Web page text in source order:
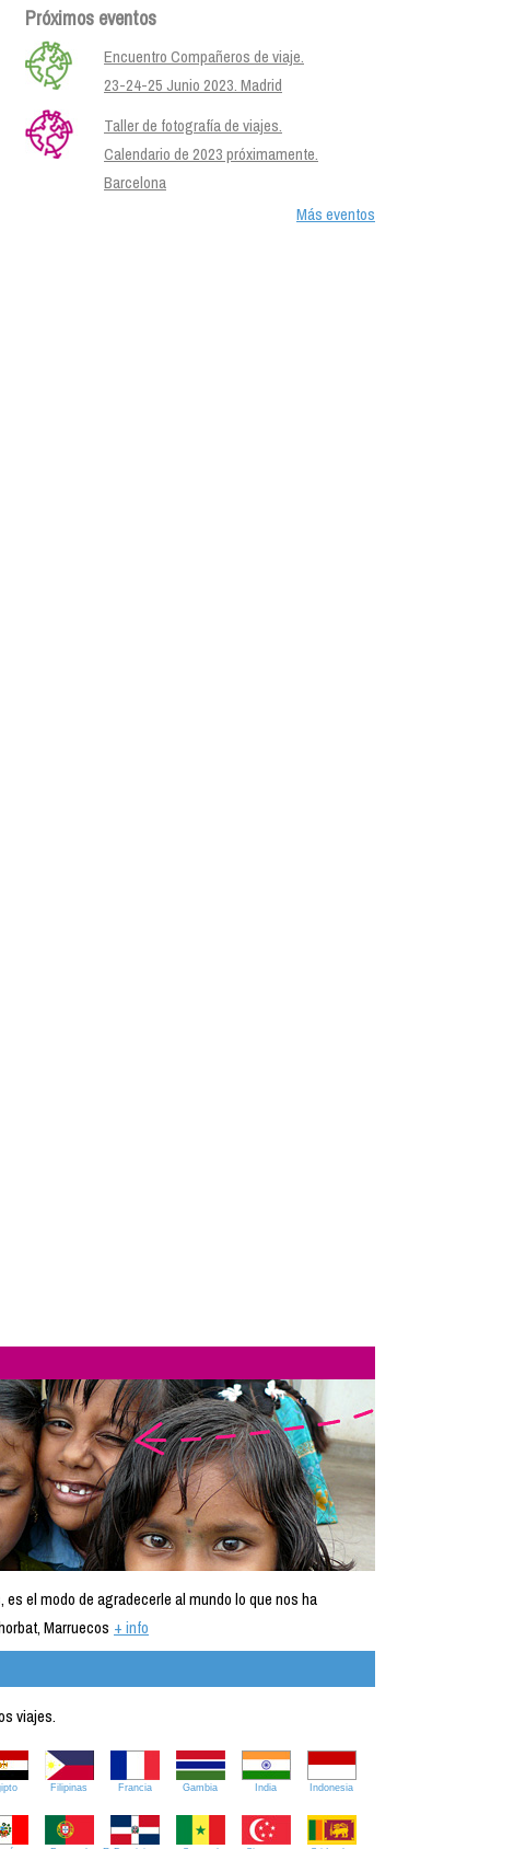
Próximos eventos
Encuentro Compañeros de viaje.
23-24-25 Junio 2023. Madrid
Taller de fotografía de viajes.
Calendario de 2023 próximamente.
Barcelona
Más eventos
el modo de agradecerle al mundo lo que nos ha
Marruecos + info
viajes.
Filipinas Francia Gambia India Indonesia